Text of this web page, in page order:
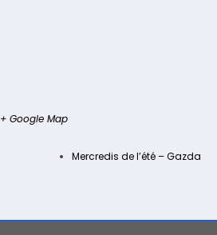
+ Google Map
Mercredis de l’été – Gazda